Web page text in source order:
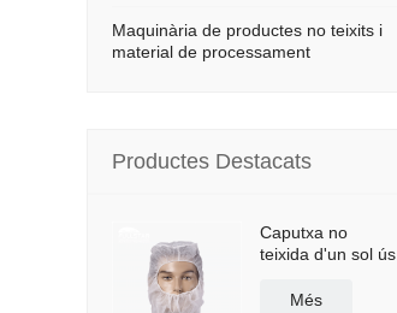
Maquinària de productes no teixits i
material de processament
Productes Destacats
Caputxa no
teixida d'un sol ús
Més